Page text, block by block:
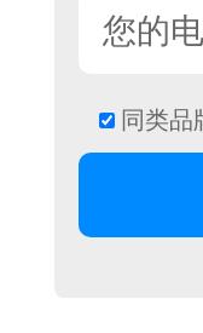
同类品